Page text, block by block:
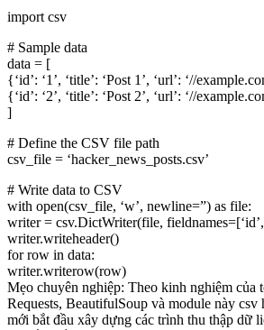
import csv
# Sample data
data = [
{‘id’: ‘1’, ‘title’: ‘Post 1’, ‘url’: ‘//
{‘id’: ‘2’, ‘title’: ‘Post 2’, ‘url’: ‘//
]
# Define the CSV file path
csv_file = ‘hacker_news_posts.csv’
# Write data to CSV
with open(csv_file, ‘w’, newline=”) as file:
writer = csv.DictWriter(file, fieldnames=[‘id’,
writer.writeheader()
for row in data:
writer.writerow(row)
Mẹo chuyên nghiệp: Theo kinh nghiệm của
Requests, BeautifulSoup và module này csv
mới bắt đầu xây dựng các trình thu thập dữ